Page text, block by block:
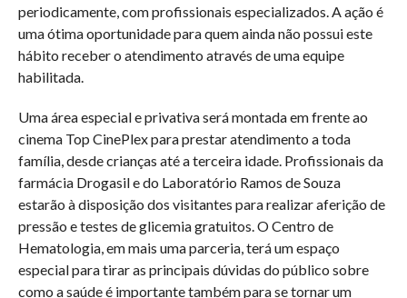
periodicamente, com profissionais especializados. A ação é
uma ótima oportunidade para quem ainda não possui este
hábito receber o atendimento através de uma equipe
habilitada.
Uma área especial e privativa será montada em frente ao
cinema Top CinePlex para prestar atendimento a toda
família, desde crianças até a terceira idade. Profissionais da
farmácia Drogasil e do Laboratório Ramos de Souza
estarão à disposição dos visitantes para realizar aferição de
pressão e testes de glicemia gratuitos. O Centro de
Hematologia, em mais uma parceria, terá um espaço
especial para tirar as principais dúvidas do público sobre
como a saúde é importante também para se tornar um